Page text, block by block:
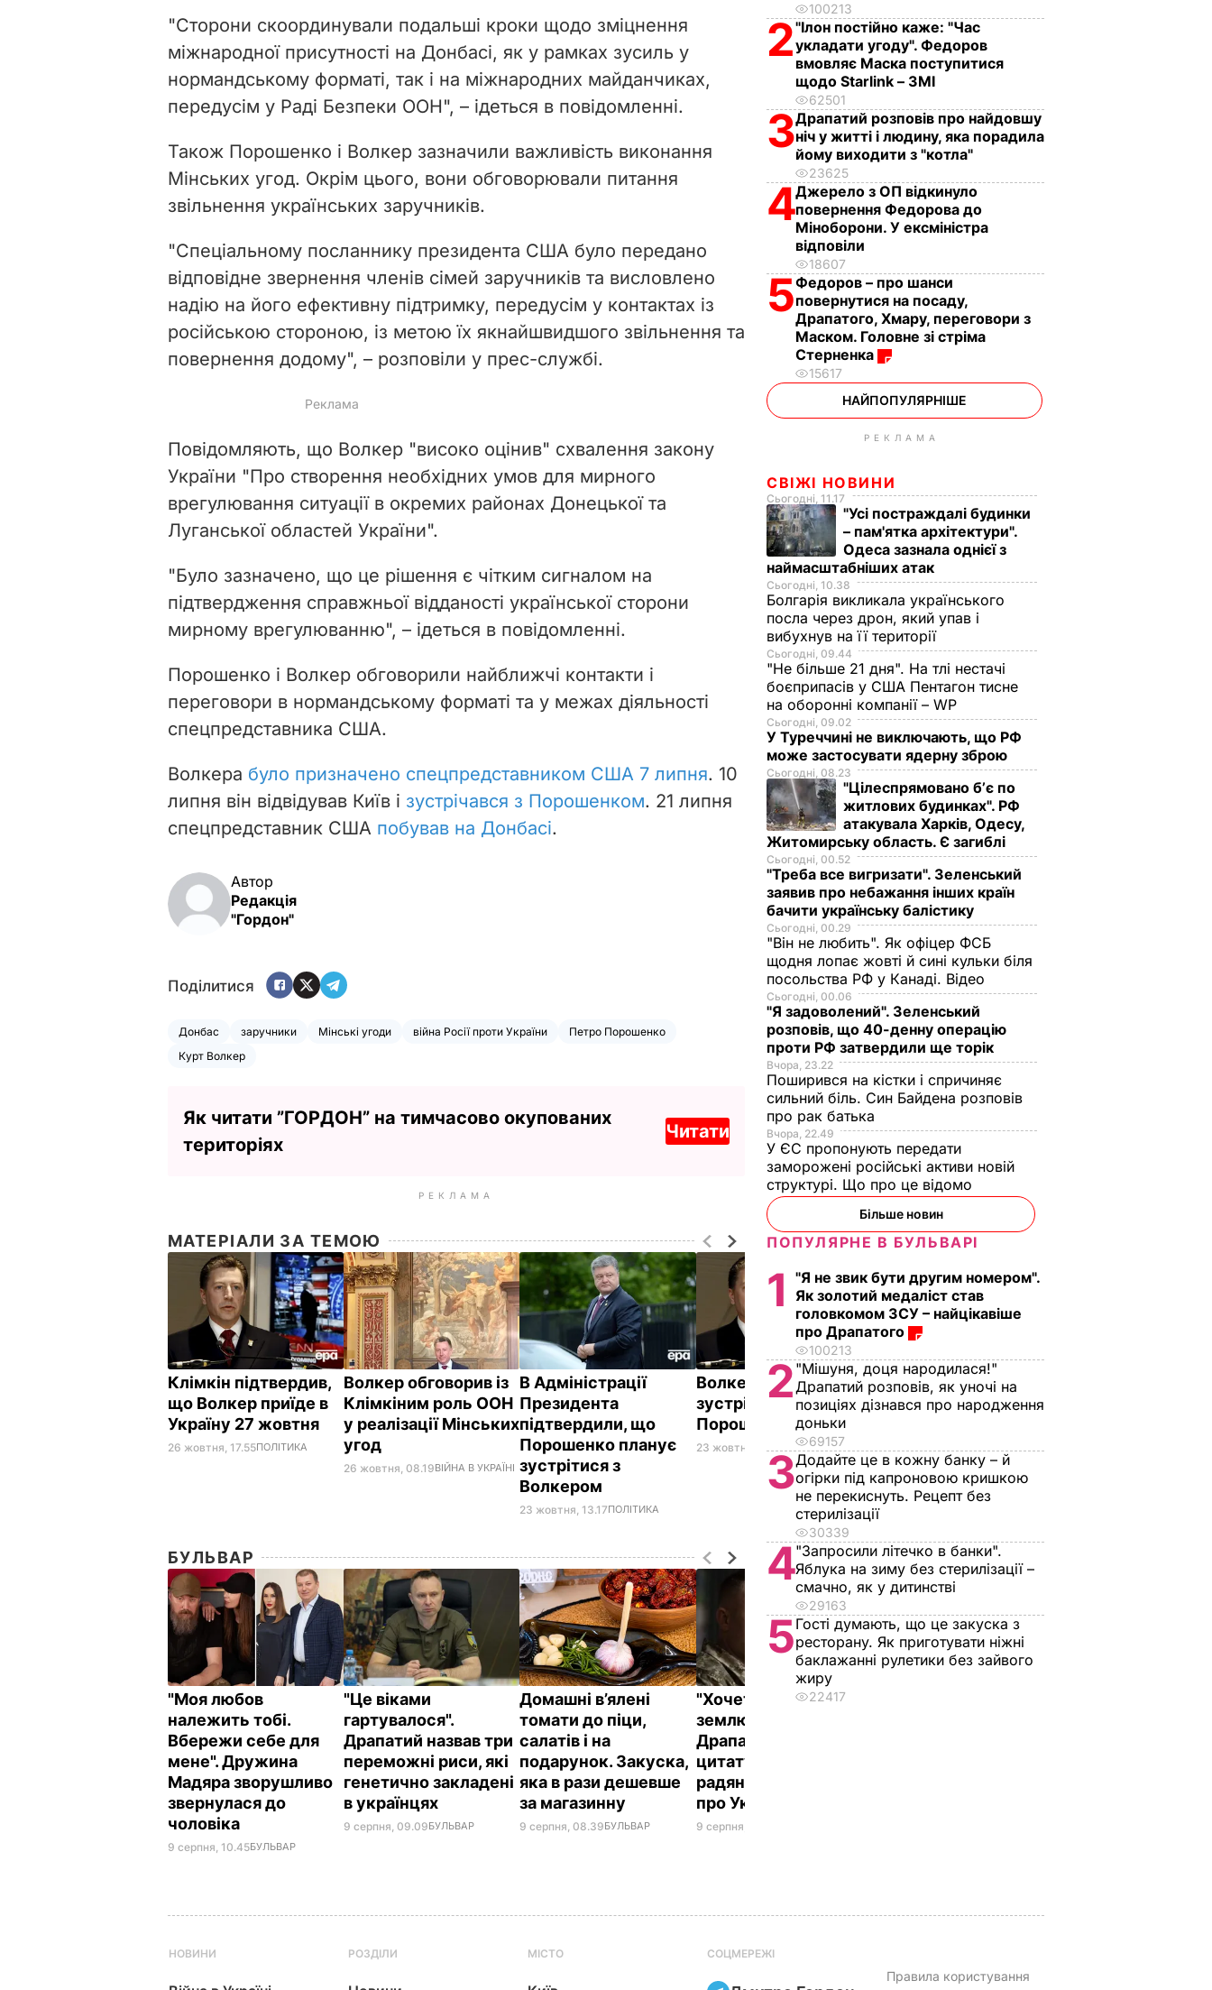
i
d
o
"Сторони скоординували подальші кроки щодо зміцнення
міжнародної присутності на Донбасі, як у рамках зусиль у
нормандському форматі, так і на міжнародних майданчиках,
передусім у Раді Безпеки ООН", – ідеться в повідомленні.
Також Порошенко і Волкер зазначили важливість виконання
Мінських угод. Окрім цього, вони обговорювали питання
звільнення українських заручників.
"Спеціальному посланнику президента США було передано
відповідне звернення членів сімей заручників та висловлено
надію на його ефективну підтримку, передусім у контактах із
російською стороною, із метою їх якнайшвидшого звільнення та
повернення додому", – розповіли у прес-службі.
Повідомляють, що Волкер "високо оцінив" схвалення закону
України "Про створення необхідних умов для мирного
врегулювання ситуації в окремих районах Донецької та
Луганської областей України".
"Було зазначено, що це рішення є чітким сигналом на
підтвердження справжньої відданості української сторони
мирному врегулюванню", – ідеться в повідомленні.
Порошенко і Волкер обговорили найближчі контакти і
переговори в нормандському форматі та у межах діяльності
спецпредставника США.
Волкера було призначено спецпредставником США 7 липня. 10
липня він відвідував Київ і зустрічався з Порошенком. 21 липня
спецпредставник США побував на Донбасі.
Автор
Редакція
"Гордон"
Поділитися
Донбас заручники Мінські угоди війна Росії проти України
Петро Порошенко
Курт Волкер
Як читати ”ГОРДОН” на тимчасово окупованих
територіях
Читати
РЕКЛАМА
МАТЕРІАЛИ ЗА ТЕМОЮ
Клімкін підтвердив,
що Волкер приїде в
Україну 27 жовтня
26 жовтня, 17.55ПОЛІТИКА
Волкер обговорив із
Клімкіним роль ООН
у реалізації Мінських
угод
26 жовтня, 08.19ВІЙНА В УКРАЇНІ
В Адміністрації
Президента
підтвердили, що
Порошенко планує
зустрітися з
Волкером
23 жовтня, 13.17ПОЛІТИКА
Волкер цього тижня
зустрінеться з
Порошенком – ЗМІ
23 жовтня, 11.04 ПОЛІТИКА
Нова зустріч
Волкера й Суркова
21 жовтня, 16.57ПОЛІТИКА
БУЛЬВАР
"Моя любов
належить тобі.
Вбережи себе для
мене". Дружина
Мадяра зворушливо
звернулася до
чоловіка
9 серпня, 10.45БУЛЬВАР
"Це віками
гартувалося".
Драпатий назвав три
переможні риси, які
генетично закладені
в українцях
9 серпня, 09.09БУЛЬВАР
Домашні в’ялені
томати до піци,
салатів і на
подарунок. Закуска,
яка в рази дешевше
за магазинну
9 серпня, 08.39БУЛЬВАР
"Хочеться там
землю цілувати".
Драпатий пригадав
цитату із
радянського фільму
про Україну
9 серпня, 08.08
100213
2"Ілон постійно каже: "Час
укладати угоду". Федоров
вмовляє Маска поступитися
щодо Starlink – ЗМІ
62501
3Драпатий розповів про найдовшу
ніч у житті і людину, яка порадила
йому виходити з "котла"
23625
4Джерело з ОП відкинуло
повернення Федорова до
Міноборони. У ексміністра
відповіли
18607
5Федоров – про шанси
повернутися на посаду,
Драпатого, Хмару, переговори з
Маском. Головне зі стріма
Стерненка
15617
НАЙПОПУЛЯРНІШЕ
РЕКЛАМА
СВІЖІ НОВИНИ
Сьогодні, 11.17
"Усі постраждалі будинки
– пам'ятка архітектури".
Одеса зазнала однієї з
наймасштабніших атак
Сьогодні, 10.38
Болгарія викликала українського
посла через дрон, який упав і
вибухнув на її території
Сьогодні, 09.44
"Не більше 21 дня". На тлі нестачі
боєприпасів у США Пентагон тисне
на оборонні компанії – WP
Сьогодні, 09.02
У Туреччині не виключають, що РФ
може застосувати ядерну зброю
Сьогодні, 08.23
"Цілеспрямовано бʼє по
житлових будинках". РФ
атакувала Харків, Одесу,
Житомирську область. Є загиблі
Сьогодні, 00.52
"Треба все вигризати". Зеленський
заявив про небажання інших країн
бачити українську балістику
Сьогодні, 00.29
"Він не любить". Як офіцер ФСБ
щодня лопає жовті й сині кульки біля
посольства РФ у Канаді. Відео
Сьогодні, 00.06
"Я задоволений". Зеленський
розповів, що 40-денну операцію
проти РФ затвердили ще торік
Вчора, 23.22
Поширився на кістки і спричиняє
сильний біль. Син Байдена розповів
про рак батька
Вчора, 22.49
У ЄС пропонують передати
заморожені російські активи новій
структурі. Що про це відомо
Більше новин
ПОПУЛЯРНЕ В БУЛЬВАРІ
1
"Я не звик бути другим номером".
Як золотий медаліст став
головкомом ЗСУ – найцікавіше
про Драпатого
100213
2 "Мішуня, доця народилася!"
Драпатий розповів, як уночі на
позиціях дізнався про народження
доньки
69157
3Додайте це в кожну банку – й
огірки під капроновою кришкою
не перекиснуть. Рецепт без
стерилізації
30339
4"Запросили літечко в банки".
Яблука на зиму без стерилізації –
смачно, як у дитинстві
29163
5Гості думають, що це закуска з
ресторану. Як приготувати ніжні
баклажанні рулетики без зайвого
жиру
22417
НОВИНИ РОЗДІЛИ МІСТО СОЦМЕРЕЖІ
Правила користування